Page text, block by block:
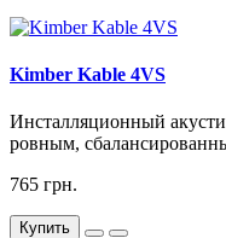
Kimber Kable 4VS
Инсталляционный
ровным,
765 грн.
Купить